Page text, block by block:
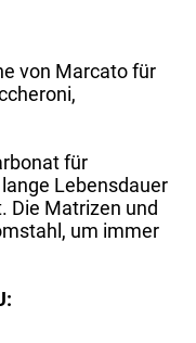
von Marcato für
für
Lebensdauer
Die Matrizen und
um immer